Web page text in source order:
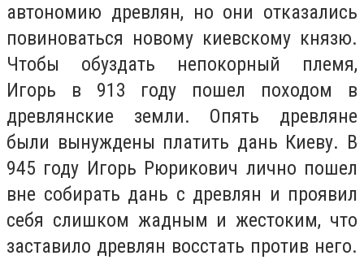
автономию древлян, но они отказались
повиноваться новому киевскому князю.
Чтобы обуздать непокорный племя,
Игорь в 913 году пошел походом в
древлянские земли. Опять древляне
были вынуждены платить дань Киеву. В
945 году Игорь Рюрикович лично пошел
вне собирать дань с древлян и проявил
себя слишком жадным и жестоким, что
заставило древлян восстать против него.